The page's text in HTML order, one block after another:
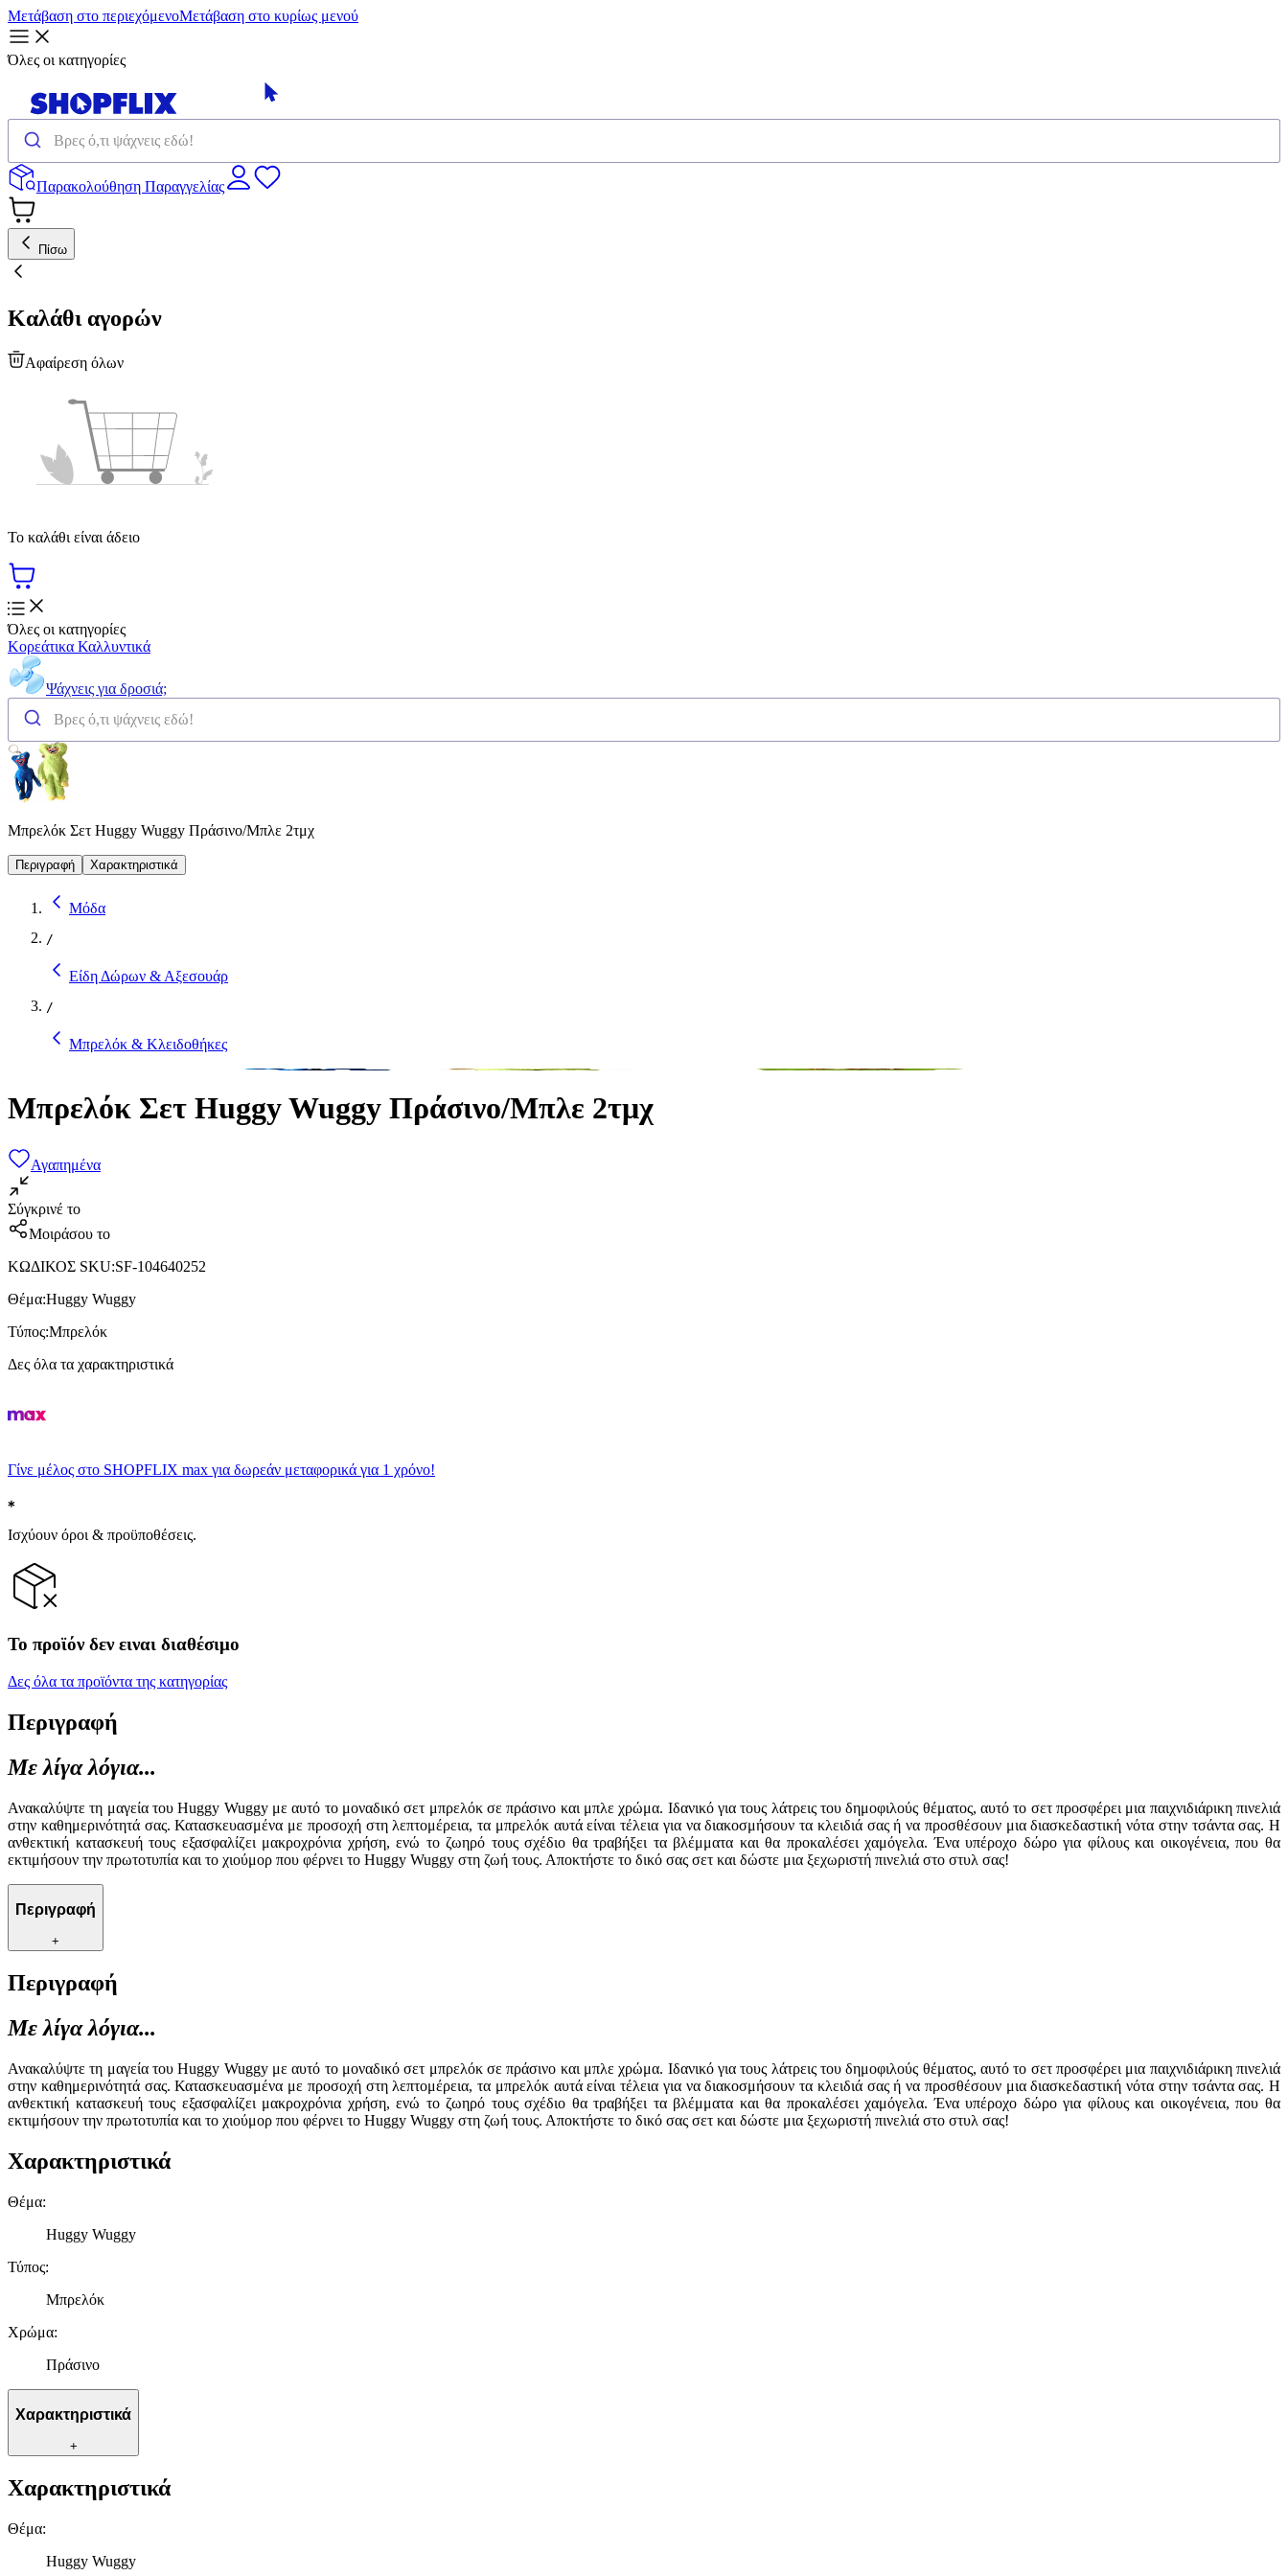
Μετάβαση στο περιεχόμενοΜετάβαση στο κυρίως μενού
Όλες οι κατηγορίες
Παρακολούθηση Παραγγελίας
Πίσω
Καλάθι αγορών
Αφαίρεση όλων
Το καλάθι είναι άδειο
Όλες οι κατηγορίες
Κορεάτικα Καλλυντικά
Ψάχνεις για δροσιά;
Μπρελόκ Σετ Huggy Wuggy Πράσινο/Μπλε 2τμχ
Περιγραφή Χαρακτηριστικά
Μόδα
/
Είδη Δώρων & Αξεσουάρ
/
Μπρελόκ & Κλειδοθήκες
Μπρελόκ Σετ Huggy Wuggy Πράσινο/Μπλε 2τμχ
Αγαπημένα
Σύγκρινέ το
Μοιράσου το
ΚΩΔΙΚΟΣ SKU:SF-104640252
Θέμα:Huggy Wuggy
Τύπος:Μπρελόκ
Δες όλα τα χαρακτηριστικά
Γίνε μέλος στο SHOPFLIX max για δωρεάν μεταφορικά για 1 χρόνο!
Ισχύουν όροι & προϋποθέσεις.
Το προϊόν δεν ειναι διαθέσιμο
Δες όλα τα προϊόντα της κατηγορίας
Περιγραφή
Με λίγα λόγια...
Ανακαλύψτε τη μαγεία του Huggy Wuggy με αυτό το μοναδικό σετ μπρελόκ σε πράσινο και μπλε χρώμα. Ιδανικό για τους λάτρεις του δημοφιλούς θέματος, αυτό το σετ προσφέρει μια παιχνιδιάρικη πινελιά
στην καθημερινότητά σας. Κατασκευασμένα με προσοχή στη λεπτομέρεια, τα μπρελόκ αυτά είναι τέλεια για να διακοσμήσουν τα κλειδιά σας ή να προσθέσουν μια διασκεδαστική νότα στην τσάντα σας. Η
ανθεκτική κατασκευή τους εξασφαλίζει μακροχρόνια χρήση, ενώ το ζωηρό τους σχέδιο θα τραβήξει τα βλέμματα και θα προκαλέσει χαμόγελα. Ένα υπέροχο δώρο για φίλους και οικογένεια, που θα
εκτιμήσουν την πρωτοτυπία και το χιούμορ που φέρνει το Huggy Wuggy στη ζωή τους. Αποκτήστε το δικό σας σετ και δώστε μια ξεχωριστή πινελιά στο στυλ σας!
Περιγραφή
+
Περιγραφή
Με λίγα λόγια...
Ανακαλύψτε τη μαγεία του Huggy Wuggy με αυτό το μοναδικό σετ μπρελόκ σε πράσινο και μπλε χρώμα. Ιδανικό για τους λάτρεις του δημοφιλούς θέματος, αυτό το σετ προσφέρει μια παιχνιδιάρικη πινελιά
στην καθημερινότητά σας. Κατασκευασμένα με προσοχή στη λεπτομέρεια, τα μπρελόκ αυτά είναι τέλεια για να διακοσμήσουν τα κλειδιά σας ή να προσθέσουν μια διασκεδαστική νότα στην τσάντα σας. Η
ανθεκτική κατασκευή τους εξασφαλίζει μακροχρόνια χρήση, ενώ το ζωηρό τους σχέδιο θα τραβήξει τα βλέμματα και θα προκαλέσει χαμόγελα. Ένα υπέροχο δώρο για φίλους και οικογένεια, που θα
εκτιμήσουν την πρωτοτυπία και το χιούμορ που φέρνει το Huggy Wuggy στη ζωή τους. Αποκτήστε το δικό σας σετ και δώστε μια ξεχωριστή πινελιά στο στυλ σας!
Χαρακτηριστικά
Θέμα:
Huggy Wuggy
Τύπος:
Μπρελόκ
Χρώμα:
Πράσινο
Χαρακτηριστικά
+
Χαρακτηριστικά
Θέμα:
Huggy Wuggy